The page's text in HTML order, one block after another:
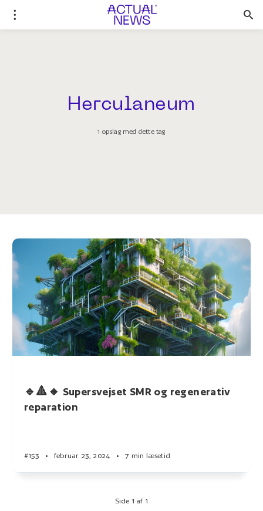
Herculaneum
1 opslag med dette tag
🔹🔺🔸 Supersvejset SMR og regenerativ
reparation
#153 • februar 23, 2024 • 7 min læsetid
Side 1 af 1